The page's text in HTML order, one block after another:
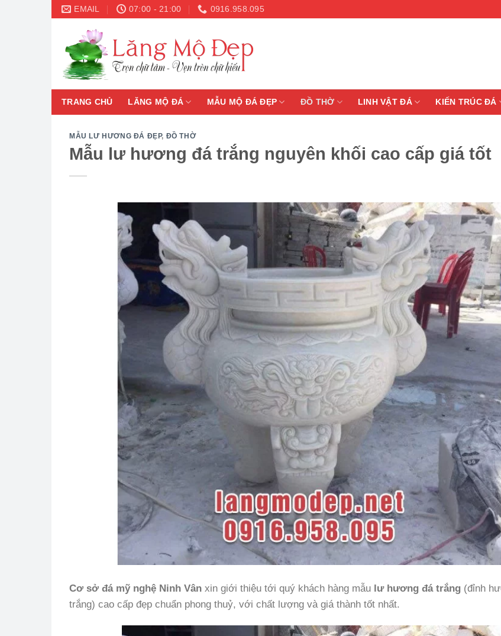
Skip
content
EMAIL 07:00 - 21:00 0916.958.095
TRANG CHỦ LĂNG MỘ ĐÁ MẪU MỘ ĐÁ ĐẸP ĐỒ THỜ LINH VẬT ĐÁ KIẾN TRÚC ĐÁ
MẪU LƯ HƯƠNG ĐÁ ĐẸP, ĐỒ THỜ
Mẫu lư hương đá trắng nguyên khối cao cấp giá tốt
Cơ sở đá mỹ nghệ Ninh Vân xin giới thiệu tới quý khách hàng mẫu lư hương đá trắng (đỉnh
trắng) cao cấp đẹp chuẩn phong thuỷ, với chất lượng và giá thành tốt nhất.